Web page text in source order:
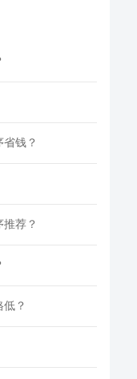
钱？
荐？
？